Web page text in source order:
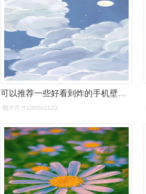
可以推荐一些好看到炸的手机壁纸吗
图片尺寸1000x2122